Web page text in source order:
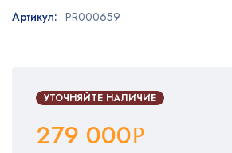
УТОЧНЯЙТЕ НАЛИЧИЕ
279 000Р
Артикул: PR000659